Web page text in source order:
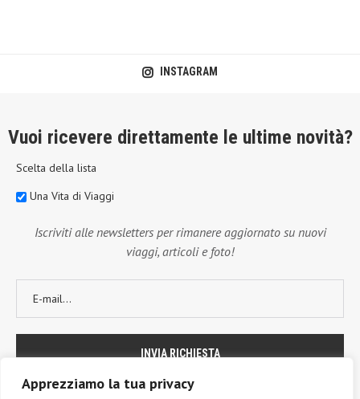
Apprezziamo la tua privacy
INSTAGRAM
Vuoi ricevere direttamente le ultime novità?
Scelta della lista
Una Vita di Viaggi
Iscriviti alle newsletters per rimanere aggiornato su nuovi
viaggi, articoli e foto!